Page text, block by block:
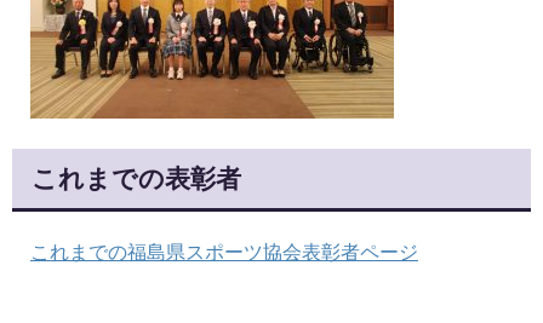
これまでの表彰者
これまでの福島県スポーツ協会表彰者ページ